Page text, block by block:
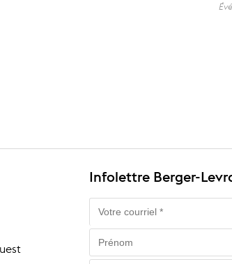
Infolettre Berger-